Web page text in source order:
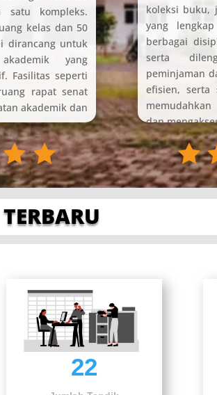
kompleks.
kelas dan 50
dirancang untuk
yang
Fasilitas seperti
rapat senat
akademik dan
koleksi buku,
yang
berbagai
serta
peminjaman
efisien, serta
dan
TERBARU
22